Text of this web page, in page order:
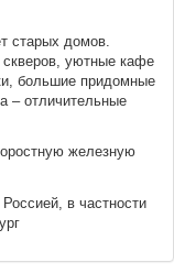
старых домов.
уютные кафе
большие придомные
– отличительные
железную
в частности